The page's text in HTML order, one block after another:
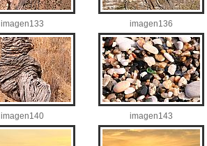
imagen133 imagen136
imagen140 imagen143